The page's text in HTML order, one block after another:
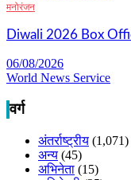
मनोरंजन
Diwali 2026 Box
06/08/2026
World News Service
वर्ग
अंतर्राष्ट्रीय (1,071)
अन्य (45)
अभिनेता (15)